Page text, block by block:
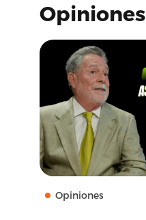
Opiniones
Opiniones